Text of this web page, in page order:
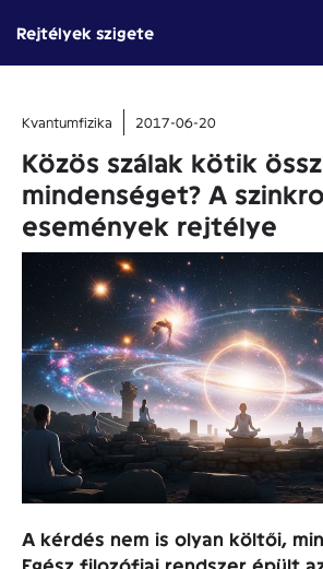
tartalomba
Rejtélyek szigete
Kvantumfizika 2017-06-20
Közös szálak kötik
mindenséget? A
események rejtélye
A kérdés nem is olyan költői,
Egész filozófiai rendszer épült az